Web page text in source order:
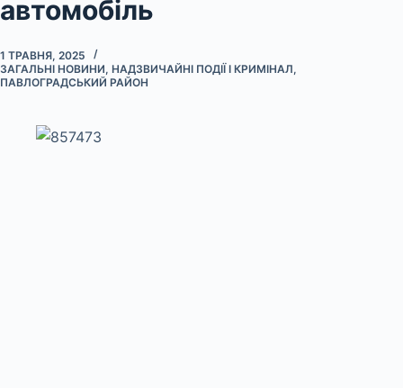
автомобіль
1 ТРАВНЯ, 2025
ЗАГАЛЬНІ НОВИНИ, НАДЗВИЧАЙНІ ПОДІЇ І КРИМІНАЛ,
ПАВЛОГРАДСЬКИЙ РАЙОН